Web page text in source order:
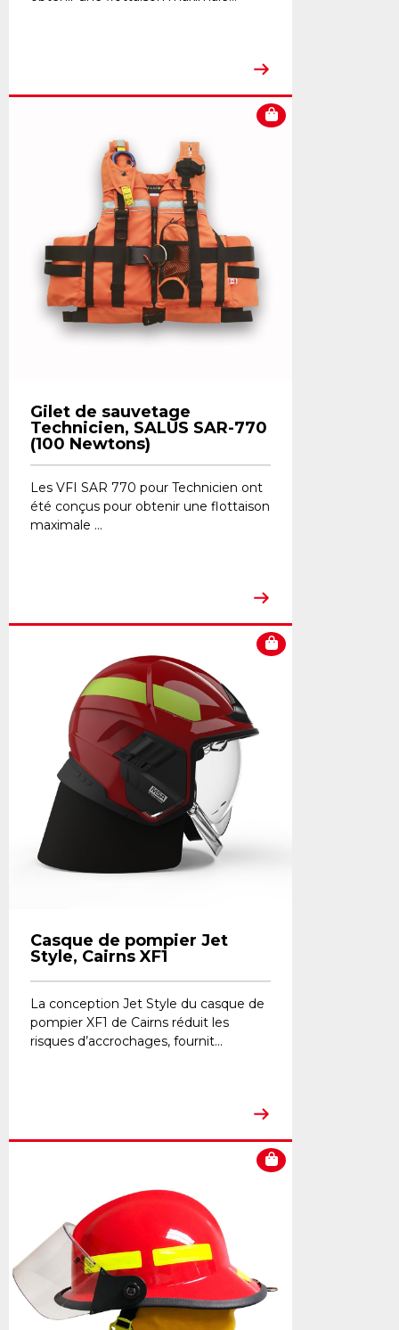
Gilet de sauvetage
Technicien, SALUS SAR-770
(100 Newtons)
Les VFI SAR 770 pour Technicien ont
été conçus pour obtenir une flottaison
maximale ...
Casque de pompier Jet
Style, Cairns XF1
La conception Jet Style du casque de
pompier XF1 de Cairns réduit les
risques d’accrochages, fournit...